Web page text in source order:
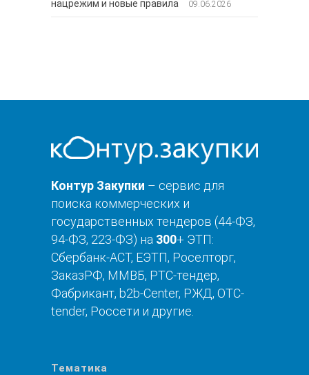
нацрежим и новые правила
09.06.2026
Контур Закупки – сервис для
поиска коммерческих и
государственных тендеров (44-ФЗ,
94-ФЗ, 223-ФЗ) на 300+ ЭТП:
Сбербанк-АСТ, ЕЭТП, Роселторг,
ЗаказРФ, ММВБ, РТС-тендер,
Фабрикант, b2b-Center, РЖД, OTC-
tender, Россети и другие.
Тематика